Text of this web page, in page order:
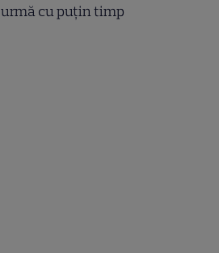
urmă cu puțin timp